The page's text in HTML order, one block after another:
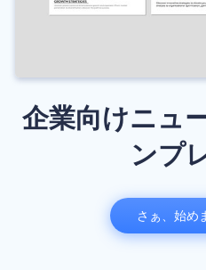
企業向けニュ
ンプ
さぁ、始め